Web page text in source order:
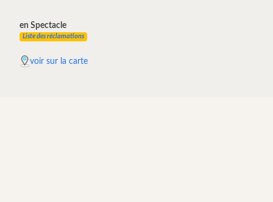
en Spectacle
Liste des réclamations
voir sur la carte